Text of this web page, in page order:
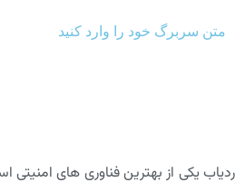
متن سربرگ خود را وارد کنید
ردیاب یکی از بهترین فناوری های